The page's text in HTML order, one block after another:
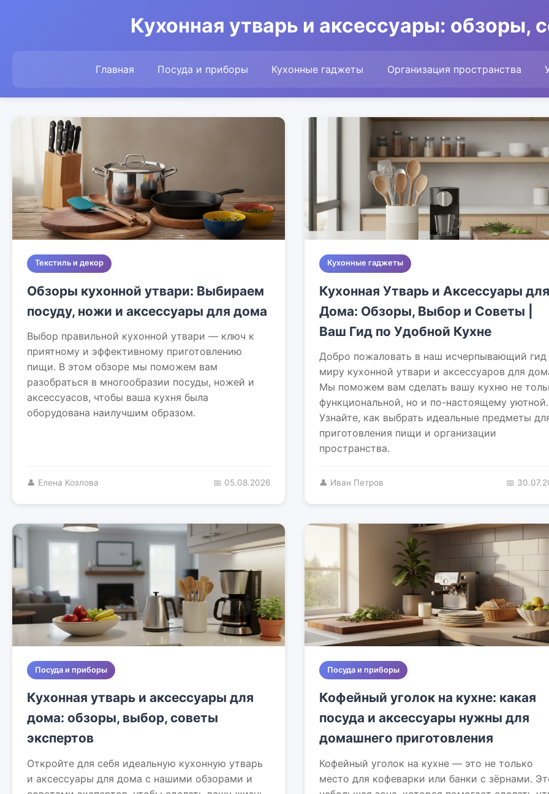
Кухонная утварь и аксессуары: обзоры,
Главная Посуда и приборы Кухонные гаджеты Организация пространства
Текстиль и декор
Обзоры кухонной утвари: Выбираем
посуду, ножи и аксессуары для дома
Выбор правильной кухонной утвари — ключ к
приятному и эффективному приготовлению
пищи. В этом обзоре мы поможем вам
разобраться в многообразии посуды, ножей и
аксессуасов, чтобы ваша кухня была
оборудована наилучшим образом.
👤 Елена Козлова 📅 05.08.2026
Кухонные гаджеты
Кухонная Утварь и Аксессуары для
Дома: Обзоры, Выбор и Советы |
Ваш Гид по Удобной Кухне
Добро пожаловать в наш исчерпывающий гид
миру кухонной утвари и аксессуаров для
Мы поможем вам сделать вашу кухню не
функциональной, но и по-настоящему уютной.
Узнайте, как выбрать идеальные предметы
приготовления пищи и организации
пространства.
👤 Иван Петров 📅
Посуда и приборы
Кухонная утварь и аксессуары для
дома: обзоры, выбор, советы
экспертов
Откройте для себя идеальную кухонную утварь
и аксессуары для дома с нашими обзорами и
Посуда и приборы
Кофейный уголок на кухне: какая
посуда и аксессуары нужны для
домашнего приготовления
Кофейный уголок на кухне — это не только
место для кофеварки или банки с зёрнами.